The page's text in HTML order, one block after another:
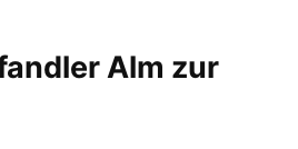
Alm zur